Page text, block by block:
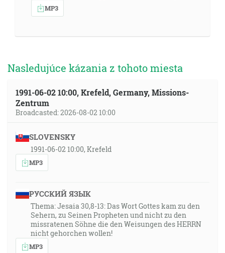
MP3
Nasledujúce kázania z tohoto miesta
1991-06-02 10:00, Krefeld, Germany, Missions-
Zentrum
Broadcasted: 2026-08-02 10:00
SLOVENSKY
1991-06-02 10:00, Krefeld
MP3
РУССКИЙ ЯЗЫК
Thema: Jesaia 30,8-13: Das Wort Gottes kam zu den
Sehern, zu Seinen Propheten und nicht zu den
missratenen Söhne die den Weisungen des HERRN
nicht gehorchen wollen!
MP3